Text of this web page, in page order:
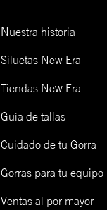
Nuestra historia
Siluetas New Era
Tiendas New Era
Guía de tallas
Cuidado de tu Gorra
Gorras para tu equipo
Ventas al por mayor